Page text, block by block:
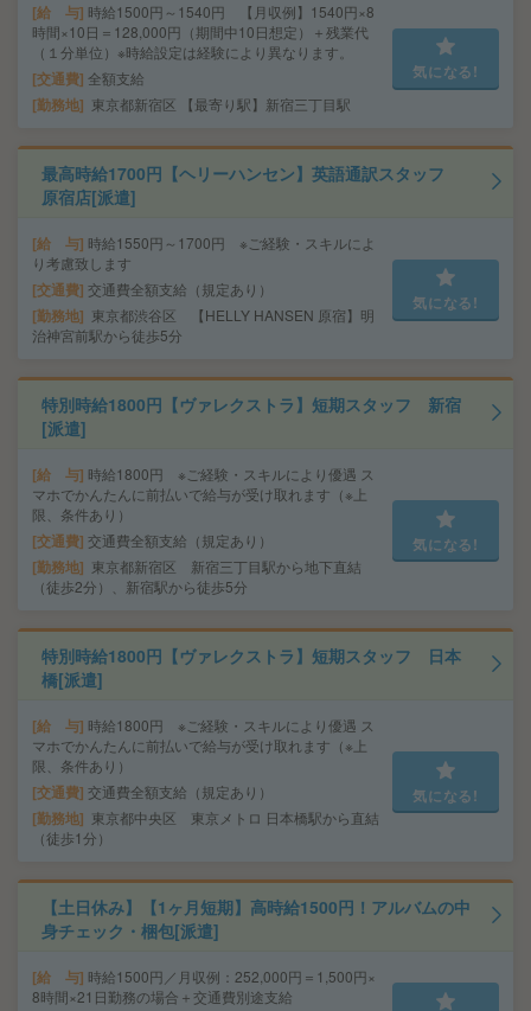
給 与 時給1500円～1540円 【月収例】1540円×8
時間×10日＝128,000円（期間中10日想定）＋残業代
（１分単位）※時給設定は経験により異なります。
交通費 全額支給
勤務地 東京都新宿区 【最寄り駅】新宿三丁目駅
気になる!
最高時給1700円【ヘリーハンセン】英語通訳スタッフ
原宿店[派遣]
給 与 時給1550円～1700円 ※ご経験・スキルによ
り考慮致します
交通費 交通費全額支給（規定あり）
勤務地
東京都渋谷区 【HELLY HANSEN 原宿】明
治神宮前駅から徒歩5分
気になる!
特別時給1800円【ヴァレクストラ】短期スタッフ 新宿
[派遣]
給 与 時給1800円 ※ご経験・スキルにより優遇 ス
マホでかんたんに前払いで給与が受け取れます（※上
限、条件あり）
交通費 交通費全額支給（規定あり）
勤務地
東京都新宿区 新宿三丁目駅から地下直結
（徒歩2分）、新宿駅から徒歩5分
気になる!
特別時給1800円【ヴァレクストラ】短期スタッフ 日本
橋[派遣]
給 与 時給1800円 ※ご経験・スキルにより優遇 ス
マホでかんたんに前払いで給与が受け取れます（※上
限、条件あり）
交通費 交通費全額支給（規定あり）
勤務地
東京都中央区 東京メトロ 日本橋駅から直結
（徒歩1分）
気になる!
【土日休み】【1ヶ月短期】高時給1500円！アルバムの中
身チェック・梱包[派遣]
給 与 時給1500円／月収例：252,000円＝1,500円×
8時間×21日勤務の場合＋交通費別途支給